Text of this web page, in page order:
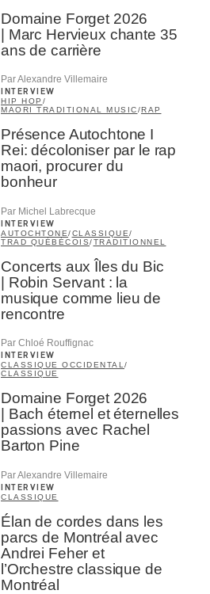
Domaine Forget 2026
| Marc Hervieux chante 35
ans de carrière
Par Alexandre Villemaire
INTERVIEW
HIP HOP /
MAORI TRADITIONAL MUSIC/RAP
Présence Autochtone I
Rei: décoloniser par le rap
maori, procurer du
bonheur
Par Michel Labrecque
INTERVIEW
AUTOCHTONE/CLASSIQUE/
TRAD QUÉBÉCOIS/TRADITIONNEL
Concerts aux Îles du Bic
| Robin Servant : la
musique comme lieu de
rencontre
Par Chloé Rouffignac
INTERVIEW
CLASSIQUE OCCIDENTAL/
CLASSIQUE
Domaine Forget 2026
| Bach éternel et éternelles
passions avec Rachel
Barton Pine
Par Alexandre Villemaire
INTERVIEW
CLASSIQUE
Élan de cordes dans les
parcs de Montréal avec
Andrei Feher et
l’Orchestre classique de
Montréal